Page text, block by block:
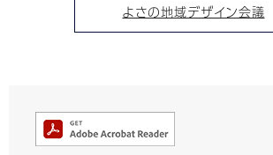
よさの地域デザイン会議